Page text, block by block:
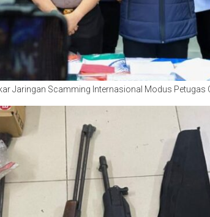
Jaringan Scamming Internasional Modus Petugas